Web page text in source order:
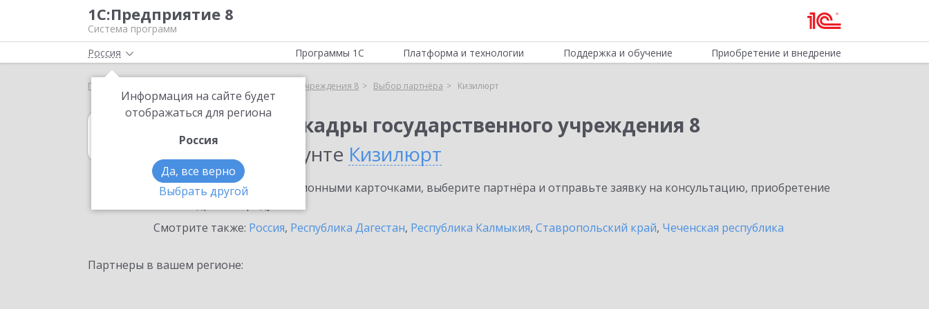
1С:Предприятие 8
Система программ
Россия
Информация на сайте будет
отображаться для региона
Россия
Да, все верно
Выбрать другой
Программы 1С Платформа и технологии Поддержка и обучение Приобретение и внедрение
Главная 1С:Зарплата и кадры государственного учреждения 8 Выбор партнёра Кизилюрт
1С:Зарплата и кадры государственного учреждения 8
в населенном пунте Кизилюрт
Ознакомьтесь с информационными карточками, выберите партнёра и отправьте заявку на консультацию, приобретение
Смотрите также: Россия, Республика Дагестан, Республика Калмыкия, Ставропольский край, Чеченская республика
Партнеры в вашем регионе: